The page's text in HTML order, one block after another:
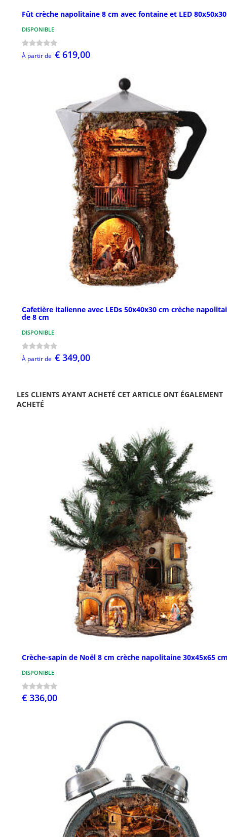
Fût crèche napolitaine 8 cm avec fontaine et LED
DISPONIBLE
À partir de € 619,00
Cafetière italienne avec LEDs 50x40x30 cm crèche
de 8 cm
DISPONIBLE
À partir de € 349,00
LES CLIENTS AYANT ACHETÉ CET ARTICLE ONT ÉGALEMENT
ACHETÉ
Crèche-sapin de Noël 8 cm crèche napolitaine 30x45x65
DISPONIBLE
€ 336,00